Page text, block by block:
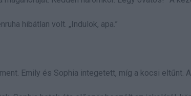
hibátlan volt. „Indulok, apa.”
Emily és Sophia integetett, míg a kocsi eltűnt.